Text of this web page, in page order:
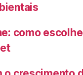
como